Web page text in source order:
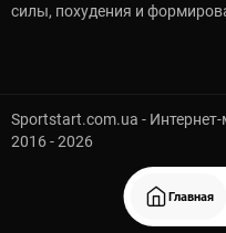
Главная
силы, похудения и
Sportstart.com.ua -
2016 - 2026